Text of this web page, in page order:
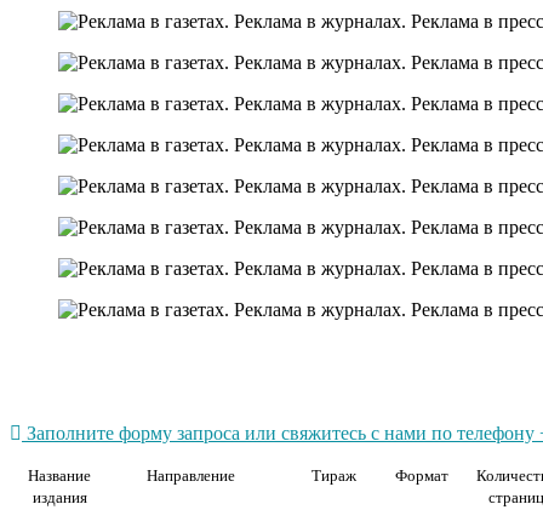
Заполните форму запроса или свяжитесь с нами по
Название
издания
Направление Тираж Формат
страниц